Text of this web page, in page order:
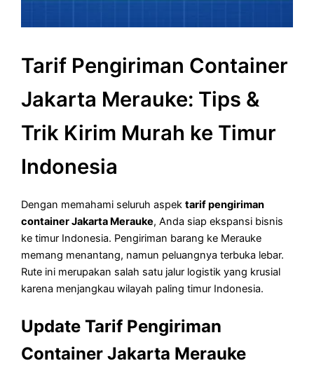
Tarif Pengiriman Container
Jakarta Merauke: Tips &
Trik Kirim Murah ke Timur
Indonesia
Dengan memahami seluruh aspektarif pengiriman
container Jakarta Merauke, Anda siap ekspansi bisnis
ke timur Indonesia. Pengiriman barang ke Merauke
memang menantang, namun peluangnya terbuka lebar.
Rute ini merupakan salah satu jalur logistik yang krusial
karena menjangkau wilayah paling timur Indonesia.
Update Tarif Pengiriman
Container Jakarta Merauke